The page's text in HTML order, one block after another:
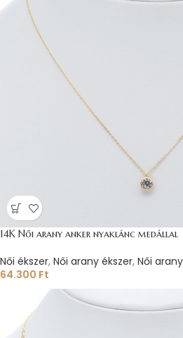
14K Női arany anker nyaklánc medállal
Női ékszer, Női arany ékszer, Női
64.300 Ft